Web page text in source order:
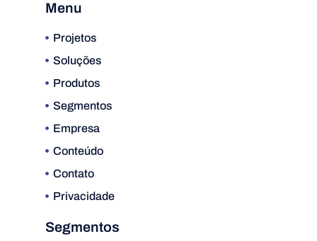
Menu
Projetos
Soluções
Produtos
Segmentos
Empresa
Conteúdo
Contato
Privacidade
Segmentos